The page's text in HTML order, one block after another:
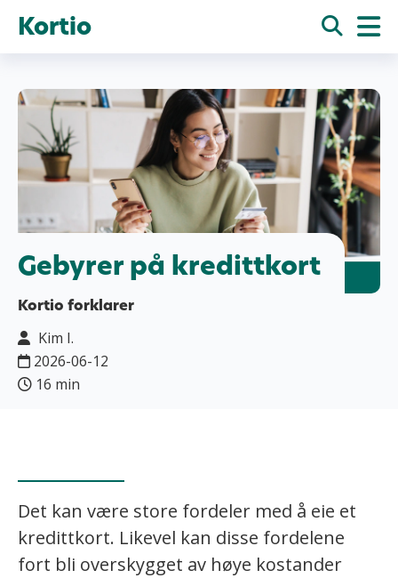
Kortio
Gebyrer på kredittkort
Kortio forklarer
Kim I.
2026-06-12
16 min
Det kan være store fordeler med å eie et
kredittkort. Likevel kan disse fordelene
fort bli overskygget av høye kostander